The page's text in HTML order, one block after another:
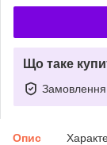
Що таке
Замовлення
Опис